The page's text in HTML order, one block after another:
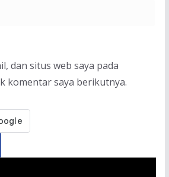
dan situs web saya pada
komentar saya berikutnya.